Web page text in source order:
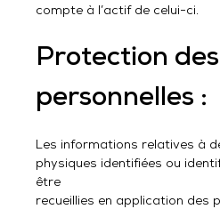
compte à l’actif de celui-ci.
Protection
personnelles :
Les informations relatives à
physiques identifiées ou
être
recueillies en application des